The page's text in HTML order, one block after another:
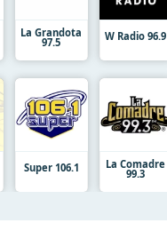
La Grandota
97.5 W Radio 96.9
Super 106.1 La Comadre
99.3